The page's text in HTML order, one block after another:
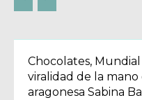
Chocolates,
viralidad de la
aragonesa Sabina